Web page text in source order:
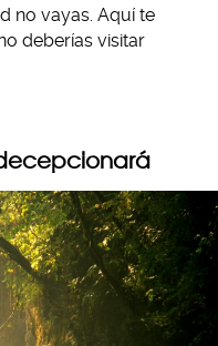
no vayas. Aquí te
deberías visitar